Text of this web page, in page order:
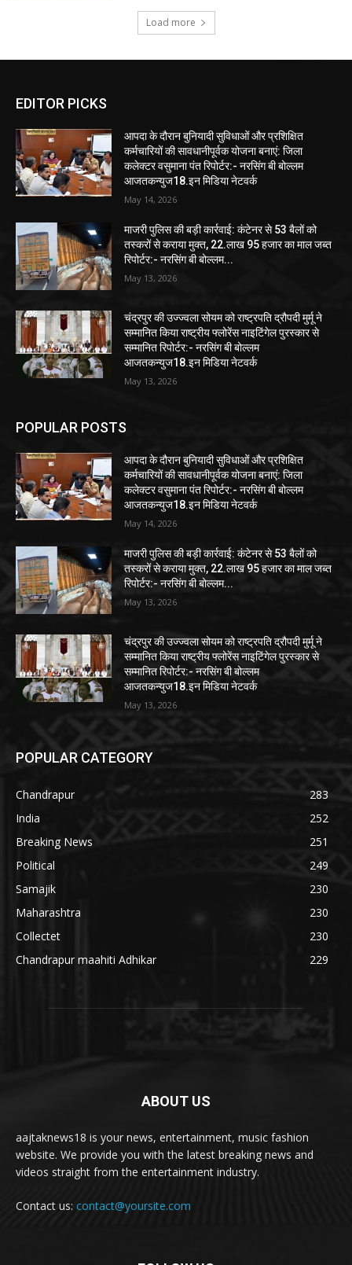
Load more
EDITOR PICKS
आपदा के दौरान बुनियादी सुविधाओं और प्रशिक्षित
कर्मचारियों की सावधानीपूर्वक योजना बनाएं: जिला
कलेक्टर वसुमाना पंत रिपोर्टर:- नरसिंग बी बोल्लम
आजतकन्युज18.इन मिडिया नेटवर्क
May 14, 2026
माजरी पुलिस की बड़ी कार्रवाई: कंटेनर से 53 बैलों को
तस्करों से कराया मुक्त, 22.लाख 95 हजार का माल जब्त
रिपोर्टर:- नरसिंग बी बोल्लम...
May 13, 2026
चंद्रपुर की उज्ज्वला सोयम को राष्ट्रपति द्रौपदी मुर्मू ने
सम्मानित किया राष्ट्रीय फ्लोरेंस नाइटिंगेल पुरस्कार से
सम्मानित रिपोर्टर:- नरसिंग बी बोल्लम
आजतकन्युज18.इन मिडिया नेटवर्क
May 13, 2026
POPULAR POSTS
आपदा के दौरान बुनियादी सुविधाओं और प्रशिक्षित
कर्मचारियों की सावधानीपूर्वक योजना बनाएं: जिला
कलेक्टर वसुमाना पंत रिपोर्टर:- नरसिंग बी बोल्लम
आजतकन्युज18.इन मिडिया नेटवर्क
May 14, 2026
माजरी पुलिस की बड़ी कार्रवाई: कंटेनर से 53 बैलों को
तस्करों से कराया मुक्त, 22.लाख 95 हजार का माल जब्त
रिपोर्टर:- नरसिंग बी बोल्लम...
May 13, 2026
चंद्रपुर की उज्ज्वला सोयम को राष्ट्रपति द्रौपदी मुर्मू ने
सम्मानित किया राष्ट्रीय फ्लोरेंस नाइटिंगेल पुरस्कार से
सम्मानित रिपोर्टर:- नरसिंग बी बोल्लम
आजतकन्युज18.इन मिडिया नेटवर्क
May 13, 2026
POPULAR CATEGORY
Chandrapur
283
India
252
Breaking News
251
Political
249
Samajik
230
Maharashtra
230
Collectet
230
Chandrapur maahiti Adhikar
229
ABOUT US
aajtaknews18 is your news, entertainment, music fashion
website. We provide you with the latest breaking news and
videos straight from the entertainment industry.
Contact us: contact@yoursite.com